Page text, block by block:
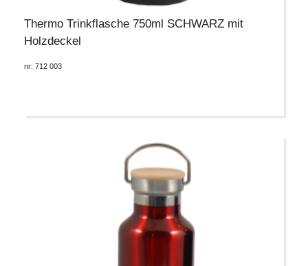
Thermo Trinkflasche 750ml SCHWARZ mit
Holzdeckel
nr: 712 003